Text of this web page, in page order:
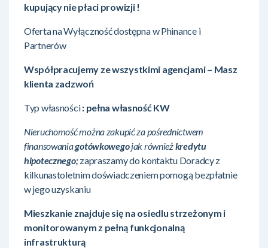
kupujący nie płaci prowizji !
Oferta na Wyłączność dostępna w Phinance i
Partnerów
Współpracujemy ze wszystkimi agencjami – Masz
klienta zadzwoń
Typ własności: pełna własność KW
Nieruchomość można zakupić za pośrednictwem
finansowaniagotówkowegojak równieżkredytu
hipotecznego;zapraszamy do kontaktu Doradcy z
kilkunastoletnim doświadczeniem pomogą bezpłatnie
w jego uzyskaniu
Mieszkanie znajduje się na osiedlu strzeżonym i
monitorowanym z pełną funkcjonalną
infrastrukturą